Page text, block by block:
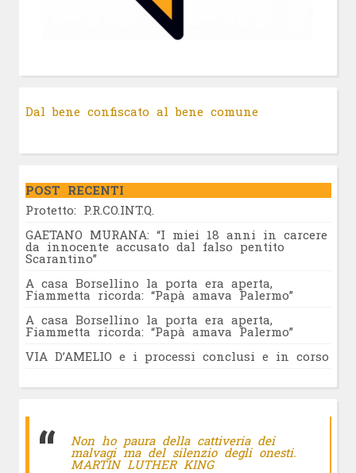
Dal bene confiscato al bene comune
POST RECENTI
Protetto: P.R.CO.INT.Q.
GAETANO MURANA: “I miei 18 anni in carcere
da innocente accusato dal falso pentito
Scarantino”
A casa Borsellino la porta era aperta,
Fiammetta ricorda: “Papà amava Palermo”
A casa Borsellino la porta era aperta,
Fiammetta ricorda: “Papà amava Palermo”
VIA D’AMELIO e i processi conclusi e in corso
Non ho paura della cattiveria dei
malvagi ma del silenzio degli onesti.
MARTIN LUTHER KING